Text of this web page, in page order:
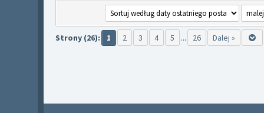
Strony (26): 1 2 3 4 5 ... 26 Dalej »